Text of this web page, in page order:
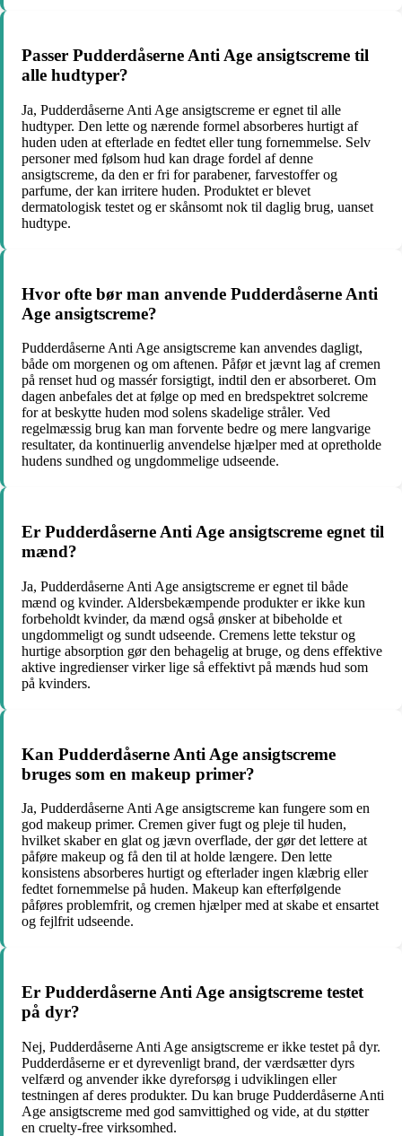
Passer Pudderdåserne Anti Age ansigtscreme til
alle hudtyper?
Ja, Pudderdåserne Anti Age ansigtscreme er egnet til alle
hudtyper. Den lette og nærende formel absorberes hurtigt af
huden uden at efterlade en fedtet eller tung fornemmelse. Selv
personer med følsom hud kan drage fordel af denne
ansigtscreme, da den er fri for parabener, farvestoffer og
parfume, der kan irritere huden. Produktet er blevet
dermatologisk testet og er skånsomt nok til daglig brug, uanset
hudtype.
Hvor ofte bør man anvende Pudderdåserne Anti
Age ansigtscreme?
Pudderdåserne Anti Age ansigtscreme kan anvendes dagligt,
både om morgenen og om aftenen. Påfør et jævnt lag af cremen
på renset hud og massér forsigtigt, indtil den er absorberet. Om
dagen anbefales det at følge op med en bredspektret solcreme
for at beskytte huden mod solens skadelige stråler. Ved
regelmæssig brug kan man forvente bedre og mere langvarige
resultater, da kontinuerlig anvendelse hjælper med at opretholde
hudens sundhed og ungdommelige udseende.
Er Pudderdåserne Anti Age ansigtscreme egnet til
mænd?
Ja, Pudderdåserne Anti Age ansigtscreme er egnet til både
mænd og kvinder. Aldersbekæmpende produkter er ikke kun
forbeholdt kvinder, da mænd også ønsker at bibeholde et
ungdommeligt og sundt udseende. Cremens lette tekstur og
hurtige absorption gør den behagelig at bruge, og dens effektive
aktive ingredienser virker lige så effektivt på mænds hud som
på kvinders.
Kan Pudderdåserne Anti Age ansigtscreme
bruges som en makeup primer?
Ja, Pudderdåserne Anti Age ansigtscreme kan fungere som en
god makeup primer. Cremen giver fugt og pleje til huden,
hvilket skaber en glat og jævn overflade, der gør det lettere at
påføre makeup og få den til at holde længere. Den lette
konsistens absorberes hurtigt og efterlader ingen klæbrig eller
fedtet fornemmelse på huden. Makeup kan efterfølgende
påføres problemfrit, og cremen hjælper med at skabe et ensartet
og fejlfrit udseende.
Er Pudderdåserne Anti Age ansigtscreme testet
på dyr?
Nej, Pudderdåserne Anti Age ansigtscreme er ikke testet på dyr.
Pudderdåserne er et dyrevenligt brand, der værdsætter dyrs
velfærd og anvender ikke dyreforsøg i udviklingen eller
testningen af deres produkter. Du kan bruge Pudderdåserne Anti
Age ansigtscreme med god samvittighed og vide, at du støtter
en cruelty-free virksomhed.